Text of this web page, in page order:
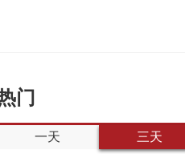
门
一天 三天